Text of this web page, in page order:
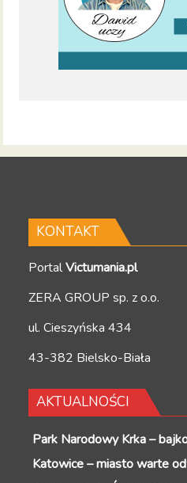
KONTAKT
PortalVictumania.pl
ZERA GROUP sp. z o.o.
ul. Cieszyńska 434
43-382 Bielsko-Biała
AKTUALNOŚCI
Park Narodowy Krka –
Katowice – miasto warte